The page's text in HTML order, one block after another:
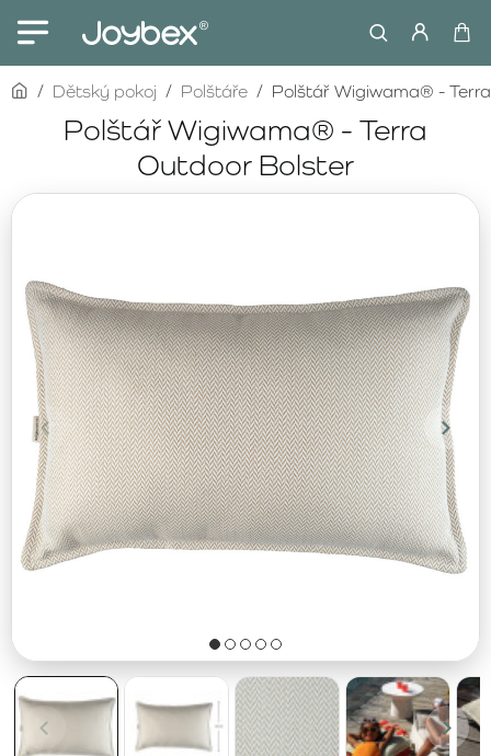
Polštář Wigiwama® - Terra
Outdoor Bolster
homeDětský pokoj Polštáře Polštář Wigiwama® -